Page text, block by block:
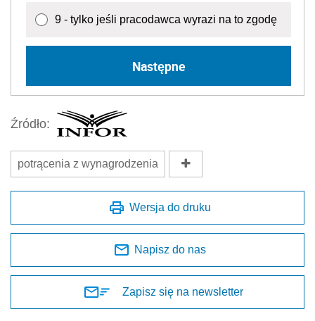
9 - tylko jeśli pracodawca wyrazi na to zgodę
Następne
Źródło:
potrącenia z wynagrodzenia
Wersja do druku
Napisz do nas
Zapisz się na newsletter